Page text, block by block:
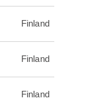
Finland
Finland
Finland